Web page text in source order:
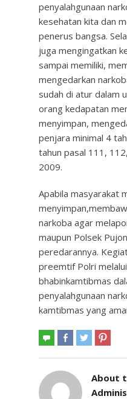
penyalahgunaan
kesehatan kita dan
penerus bangsa.
juga mengingatkan
sampai memiliki,
mengedarkan
sudah di atur dalam
orang kedapatan
menyimpan,
penjara minimal 4
tahun pasal 111,
2009.
Apabila masyarakat
narkoba agar
maupun Polsek
peredarannya.
preemtif Polri
bhabinkamtibmas
penyalahgunaan
kamtibmas yang
About